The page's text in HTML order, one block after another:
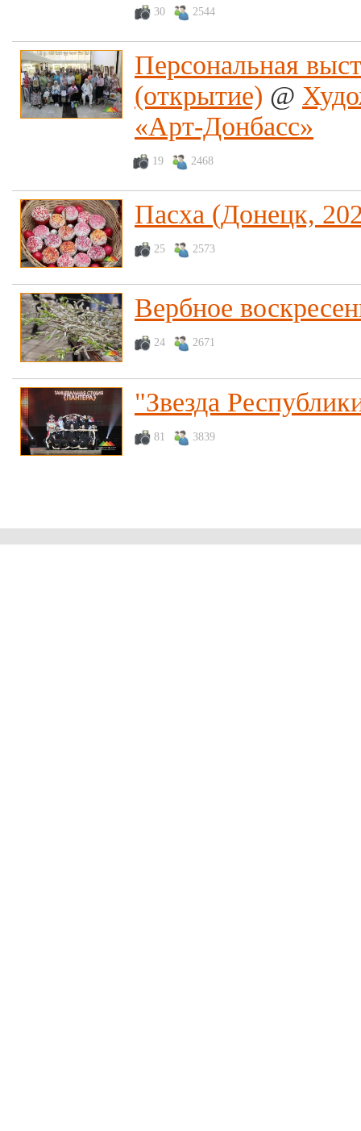
30 2544
Персональная
(открытие) @
«Арт-Донбасс»
19 2468
Пасха (Донецк,
25 2573
Вербное
24 2671
"Звезда
81 3839